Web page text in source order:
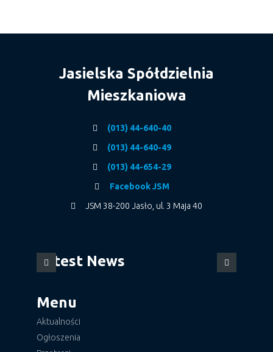
Jasielska Spółdzielnia
Mieszkaniowa
(013) 44-640-40
(013) 44-640-49
(013) 44-654-29
Facebook JSM
JSM 38-200 Jasło, ul. 3 Maja 40
Latest News
Menu
Aktualności
Ogłoszenia